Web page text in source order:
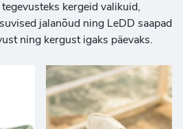
kergeid valikuid,
jalanõud ning LeDD saapad
ning kergust igaks päevaks.